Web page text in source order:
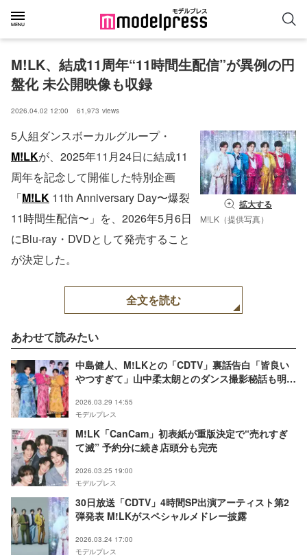
M!LK、結成11周年“11時間生配信”が異例の円
盤化 未公開映像も収録
2026.04.02 12:00 61,973 views
拡大する
M!LK（提供写真）
5人組ダンスボーカルグループ・
M!LKが、2025年11月24日に結成11
周年を記念して開催した特別企画
「M!LK 11th Anniversary Day〜爆裂
11時間生配信〜」を、2026年5月6日
にBlu-ray・DVDとして発売すること
が決定した。
全文を読む
あわせて読みたい
中島健人、M!LKとの「CDTV」裏話告白「皆良い
やつすぎて」山中柔太朗とのダンス撮影秘話も明ら
2026.03.29 14:55
モデルプレス
M!LK「CanCam」初表紙が重版決定で“売れすぎ
て滅” 予約分に続き店頭分も完売
2026.03.25 19:00
モデルプレス
30日放送「CDTV」4時間SP出演アーティスト第2
弾発表 M!LKがスペシャルメドレー披露
2026.03.24 17:00
モデルプレス